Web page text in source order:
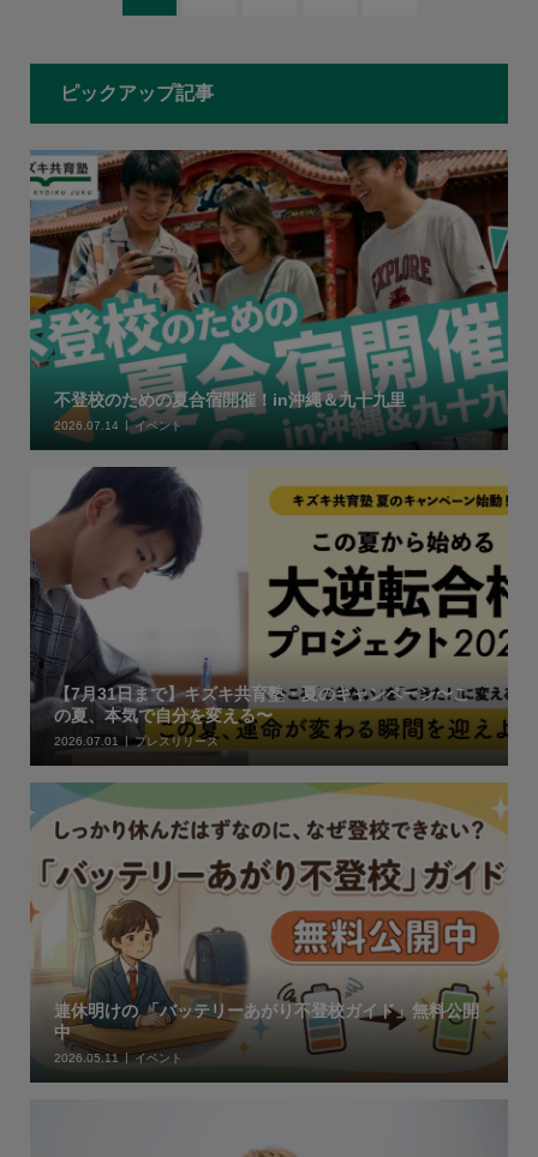
ピックアップ記事
不登校のための夏合宿開催！in沖縄＆九十九里
2026.07.14 イベント
【7月31日まで】キズキ共育塾・夏のキャンペーン〜こ
の夏、本気で自分を変える〜
2026.07.01 プレスリリース
連休明けの 「バッテリーあがり不登校ガイド」無料公開
中
2026.05.11 イベント